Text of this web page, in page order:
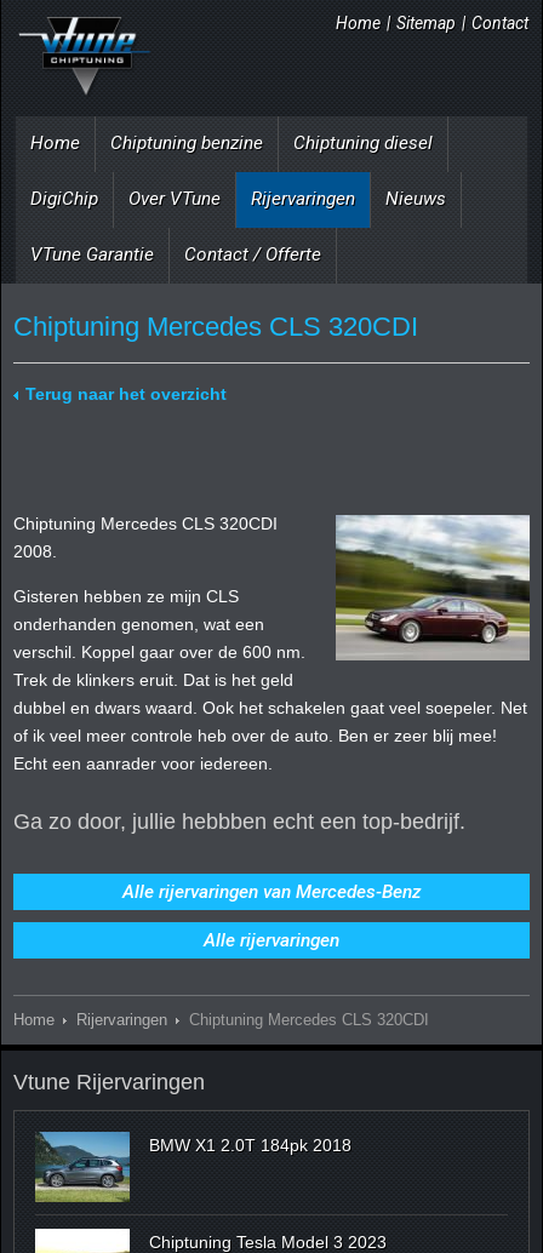
Home | Sitemap | Contact
Home Chiptuning benzine Chiptuning diesel
DigiChip Over VTune Rijervaringen Nieuws
VTune Garantie Contact / Offerte
Chiptuning Mercedes CLS 320CDI
Terug naar het overzicht
Chiptuning Mercedes CLS 320CDI
2008.
Gisteren hebben ze mijn CLS
onderhanden genomen, wat een
verschil. Koppel gaar over de 600 nm.
Trek de klinkers eruit. Dat is het geld
dubbel en dwars waard. Ook het schakelen gaat veel soepeler. Net
of ik veel meer controle heb over de auto. Ben er zeer blij mee!
Echt een aanrader voor iedereen.
Ga zo door, jullie hebbben echt een top-bedrijf.
Alle rijervaringen van Mercedes-Benz
Alle rijervaringen
Home Rijervaringen Chiptuning Mercedes CLS 320CDI
Vtune Rijervaringen
BMW X1 2.0T 184pk 2018
Chiptuning Tesla Model 3 2023